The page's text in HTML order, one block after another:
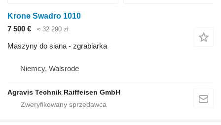
Krone Swadro 1010
7 500 €
≈ 32 290 zł
Maszyny do siana - zgrabiarka
Niemcy, Walsrode
Agravis Technik Raiffeisen GmbH